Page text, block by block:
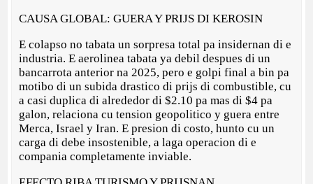
CAUSA GLOBAL: GUERA Y PRIJS DI KEROSIN
E colapso no tabata un sorpresa total pa insidernan di e
industria. E aerolinea tabata ya debil despues di un
bancarrota anterior na 2025, pero e golpi final a bin pa
motibo di un subida drastico di prijs di combustible, cu
a casi duplica di alrededor di $2.10 pa mas di $4 pa
galon, relaciona cu tension geopolitico y guera entre
Merca, Israel y Iran. E presion di costo, hunto cu un
carga di debe insostenible, a laga operacion di e
compania completamente inviable.